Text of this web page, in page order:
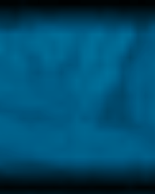
Saltar